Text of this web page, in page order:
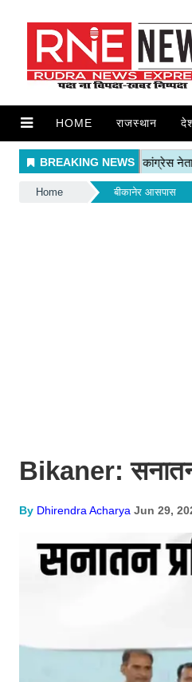
HOME राजस्थान
Home बीकानेर आसपास
Bikaner: सनातन
By Dhirendra Acharya Jun 29,